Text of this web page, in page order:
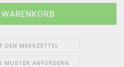
DEN MERKZETTEL
MUSTER ANFORDERN